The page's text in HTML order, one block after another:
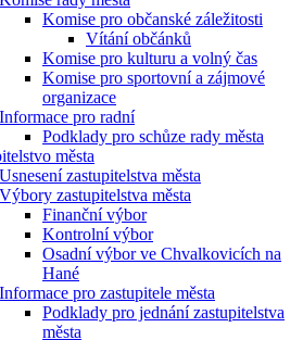
Komise pro občanské záležitosti
Vítání občánků
Komise pro kulturu a volný čas
Komise pro sportovní a zájmové
organizace
Informace pro radní
Podklady pro schůze rady města
města
Usnesení zastupitelstva města
Výbory zastupitelstva města
Finanční výbor
Kontrolní výbor
Osadní výbor ve Chvalkovicích na
Hané
Informace pro zastupitele města
Podklady pro jednání zastupitelstva
města